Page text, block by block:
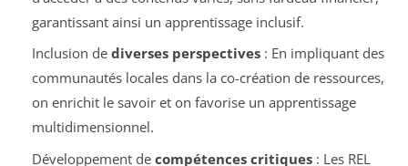
garantissant ainsi un apprentissage inclusif.
Inclusion de diverses perspectives: En impliquant des
communautés locales dans la co-création de ressources,
on enrichit le savoir et on favorise un apprentissage
multidimensionnel.
Développement de compétences critiques: Les REL